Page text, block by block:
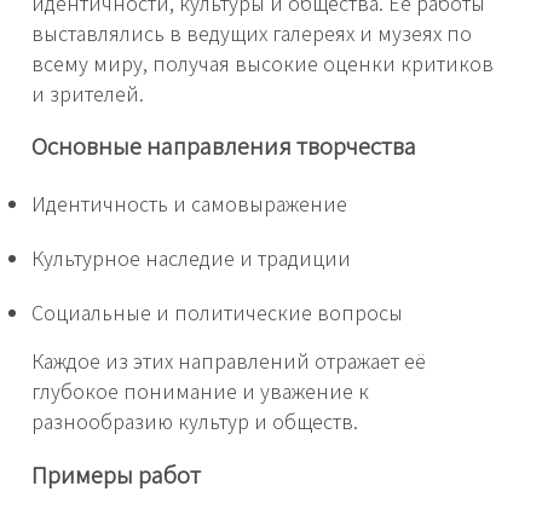
выставлялись в ведущих галереях и музеях по
всему миру, получая высокие оценки критиков
и зрителей.
Основные направления творчества
Идентичность и самовыражение
Культурное наследие и традиции
Социальные и политические вопросы
Каждое из этих направлений отражает её
глубокое понимание и уважение к
разнообразию культур и обществ.
Примеры работ